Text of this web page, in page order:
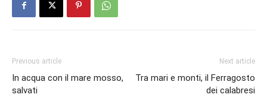
Previous article
In acqua con il mare mosso,
salvati
Next article
Tra mari e monti, il Ferragosto
dei calabresi